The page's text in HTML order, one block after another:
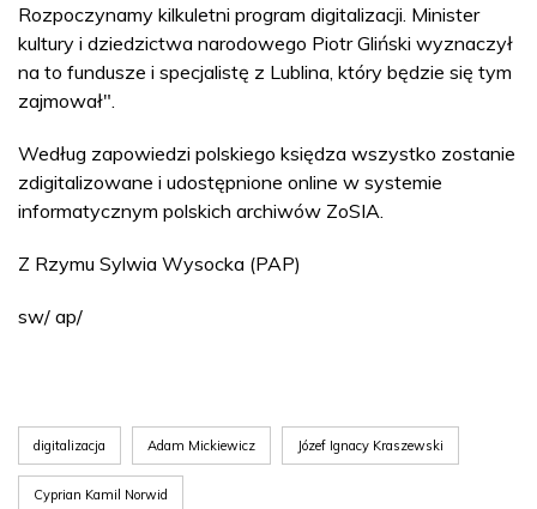
Rozpoczynamy kilkuletni program digitalizacji. Minister
kultury i dziedzictwa narodowego Piotr Gliński wyznaczył
na to fundusze i specjalistę z Lublina, który będzie się tym
zajmował".
Według zapowiedzi polskiego księdza wszystko zostanie
zdigitalizowane i udostępnione online w systemie
informatycznym polskich archiwów ZoSIA.
Z Rzymu Sylwia Wysocka (PAP)
sw/ ap/
digitalizacja Adam Mickiewicz Józef Ignacy Kraszewski
Cyprian Kamil Norwid